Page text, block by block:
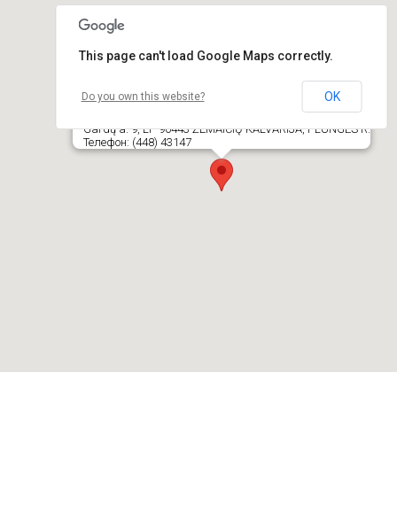
Plungės r. savivaldybės administracija,
Gardų a. 9, LT- 90443 ŽEMAIČIŲ KALVARIJA, PLUNGĖS R.
Телефон: (448) 43147
This page can't load Google Maps correctly.
Do you own this website? OK